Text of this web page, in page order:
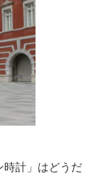
計」はどうだ